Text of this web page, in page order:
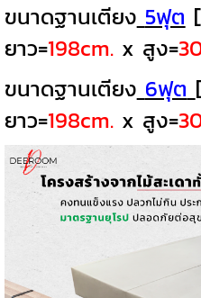
ขนาดฐานเตียง 5ฟุต
ยาว=198cm.x สูง=
ขนาดฐานเตียง 6ฟุต
ยาว=198cm.x สูง=